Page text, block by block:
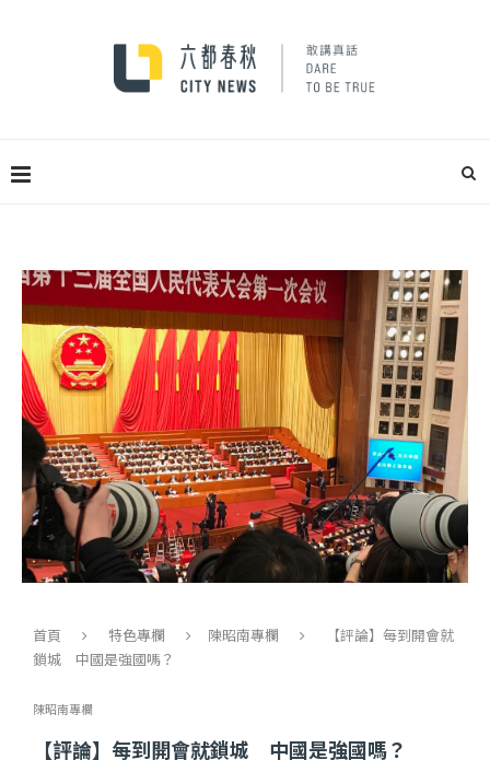
首頁 特色專欄 陳昭南專欄
【評論】每到開會就
鎖城 中國是強國嗎？
陳昭南專欄
【評論】每到開會就鎖城 中國是強國嗎？